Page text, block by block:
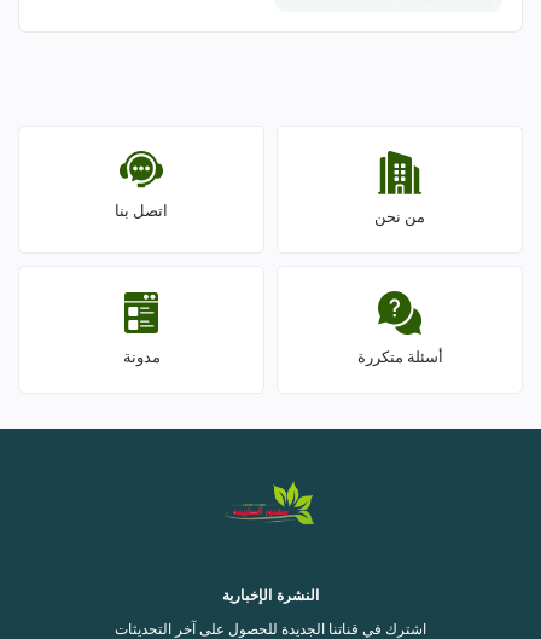
من نحن اتصل بنا
أسئلة متكررة مدونة
النشرة الإخبارية
اشترك في قناتنا الجديدة للحصول على آخر التحديثات